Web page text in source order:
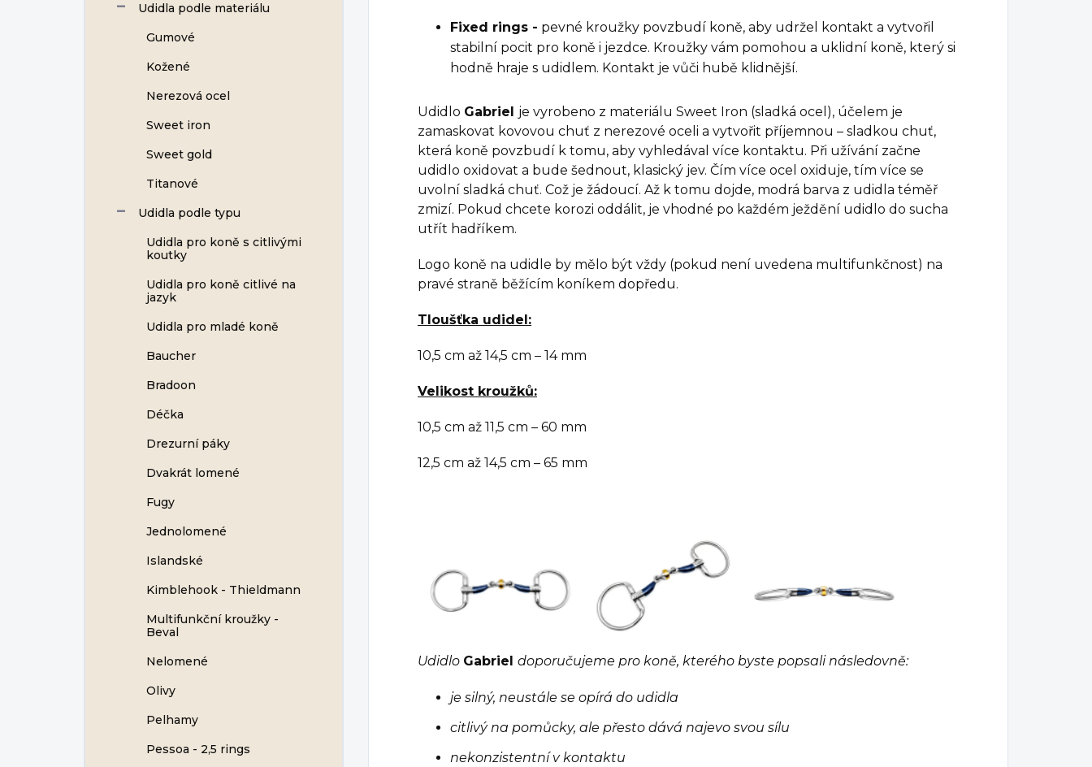
Udidla podle materiálu
Gumové
Kožené
Nerezová ocel
Sweet iron
Sweet gold
Titanové
Udidla podle typu
Udidla pro koně s citlivými
koutky
Udidla pro koně citlivé na
jazyk
Udidla pro mladé koně
Baucher
Bradoon
Déčka
Drezurní páky
Dvakrát lomené
Fugy
Jednolomené
Islandské
Kimblehook - Thieldmann
Multifunkční kroužky -
Beval
Nelomené
Olivy
Pelhamy
Pessoa - 2,5 rings
Fixed rings - pevné kroužky povzbudí koně, aby udržel kontakt a vytvořil
stabilní pocit pro koně i jezdce. Kroužky vám pomohou a uklidní koně, který si
hodně hraje s udidlem. Kontakt je vůči hubě klidnější.
Udidlo Gabriel je vyrobeno z materiálu Sweet Iron (sladká ocel), účelem je
zamaskovat kovovou chuť z nerezové oceli a vytvořit příjemnou – sladkou chuť,
která koně povzbudí k tomu, aby vyhledával více kontaktu. Při užívání začne
udidlo oxidovat a bude šednout, klasický jev. Čím více ocel oxiduje, tím více se
uvolní sladká chuť. Což je žádoucí. Až k tomu dojde, modrá barva z udidla téměř
zmizí. Pokud chcete korozi oddálit, je vhodné po každém ježdění udidlo do sucha
utřít hadříkem.
Logo koně na udidle by mělo být vždy (pokud není uvedena multifunkčnost) na
pravé straně běžícím koníkem dopředu.
Tloušťka udidel:
10,5 cm až 14,5 cm – 14 mm
Velikost kroužků:
10,5 cm až 11,5 cm – 60 mm
12,5 cm až 14,5 cm – 65 mm
Udidlo Gabriel doporučujeme pro koně, kterého byste popsali následovně:
je silný, neustále se opírá do udidla
citlivý na pomůcky, ale přesto dává najevo svou sílu
nekonzistentní v kontaktu